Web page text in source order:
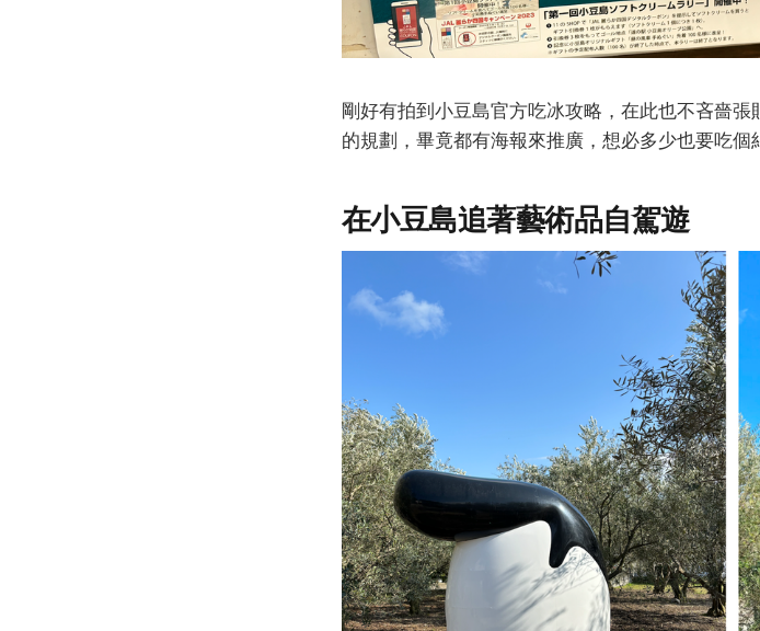
剛好有拍到小豆島官方吃冰攻略，在此也不吝嗇
的規劃，畢竟都有海報來推廣，想必多少也要吃個
在小豆島追著藝術品自駕遊